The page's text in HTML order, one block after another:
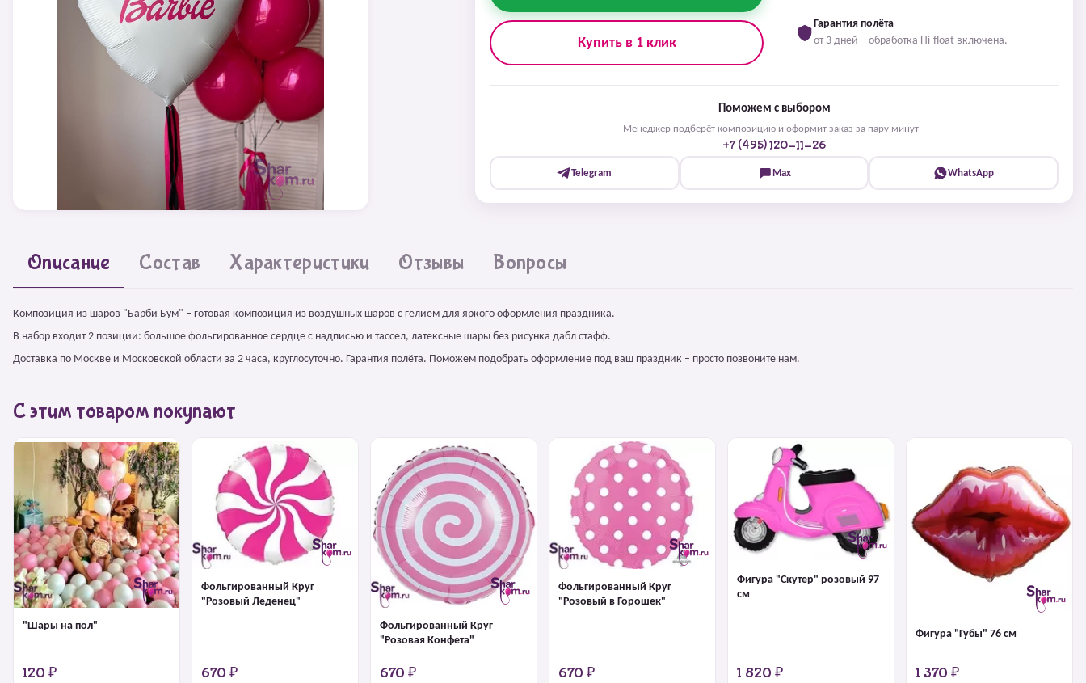
Купить в 1 клик
Гарантия полёта
от 3 дней – обработка Hi-float включена.
Поможем с выбором
Менеджер подберёт композицию и оформит заказ за пару минут –
+7 (495) 120-11-26
Telegram Max WhatsApp
Описание Состав Характеристики Отзывы Вопросы
Композиция из шаров "Барби Бум" – готовая композиция из воздушных шаров с гелием для яркого оформления праздника.
В набор входит 2 позиции: большое фольгированное сердце с надписью и тассел, латексные шары без рисунка дабл стафф.
Доставка по Москве и Московской области за 2 часа, круглосуточно. Гарантия полёта. Поможем подобрать оформление под ваш праздник – просто позвоните нам.
С этим товаром покупают
"Шары на пол"
120 ₽
Фольгированный Круг
"Розовый Леденец"
670 ₽
Фольгированный Круг
"Розовая Конфета"
670 ₽
Фольгированный Круг
"Розовый в Горошек"
670 ₽
Фигура "Скутер" розовый 97
см
1 820 ₽
Фигура "Губы" 76 см
1 370 ₽